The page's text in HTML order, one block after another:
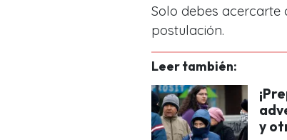
Solo debes acercarte
postulación.
Leer también:
y